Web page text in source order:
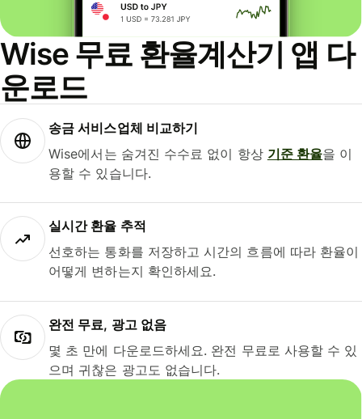
Wise 무료 환율계산기 앱 다
운로드
송금 서비스업체 비교하기
Wise에서는 숨겨진 수수료 없이 항상 기준 환율을 이
용할 수 있습니다.
실시간 환율 추적
선호하는 통화를 저장하고 시간의 흐름에 따라 환율이
어떻게 변하는지 확인하세요.
완전 무료, 광고 없음
몇 초 만에 다운로드하세요. 완전 무료로 사용할 수 있
으며 귀찮은 광고도 없습니다.